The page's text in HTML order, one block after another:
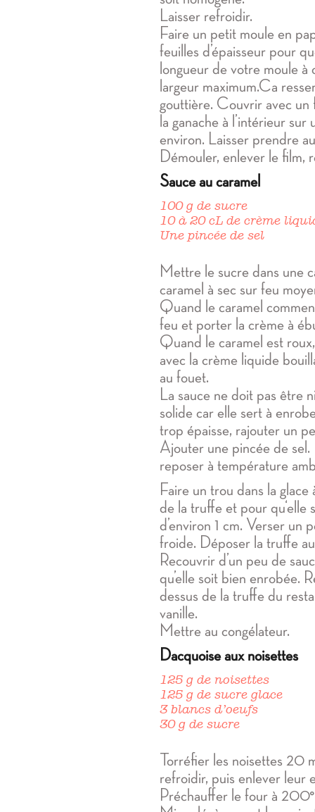
Laisser refroidir.
Faire un petit moule en
feuilles d’épaisseur pour
longueur de votre moule
largeur maximum.Ca
gouttière. Couvrir avec un
la ganache à l’intérieur sur
environ. Laisser prendre
Démouler, enlever le film,
Sauce au caramel
100 g de sucre
10 à 20 cL de crème
Une pincée de sel
Mettre le sucre dans une
caramel à sec sur feu
Quand le caramel
feu et porter la crème à
Quand le caramel est
avec la crème liquide
au fouet.
La sauce ne doit pas être
solide car elle sert à
trop épaisse, rajouter un
Ajouter une pincée de sel.
reposer à température
Faire un trou dans la
de la truffe et pour qu‘elle
d’environ 1 cm. Verser un
froide. Déposer la truffe
Recouvrir d’un peu de
qu’elle soit bien enrobée.
dessus de la truffe du
vanille.
Mettre au congélateur.
Dacquoise aux noisettes
125 g de noisettes
125 g de sucre glace
3 blancs d’oeufs
30 g de sucre
Torréfier les noisettes 20
refroidir, puis enlever leur
Préchauffer le four à